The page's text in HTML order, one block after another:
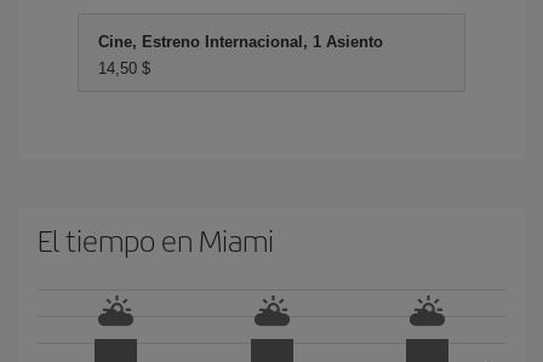
Cine, Estreno Internacional, 1 Asiento
14,50 $
El tiempo en Miami